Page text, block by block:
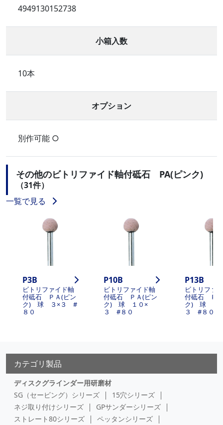
4949130152738
小箱入数
10本
オプション
別作可能 ○
その他のビトリファイド軸付砥石 PA(ピンク)
（31件）
一覧で見る
P3B
ビトリファイド軸
付砥石 ＰＡ(ピン
ク) 球 ３×３ #
８０
P10B
ビトリファイド軸
付砥石 ＰＡ(ピン
ク) 球 １０×
３ #８０
P13B
ビトリファ
付砥石 Ｐ
ク) 球 １
３ #８０
カテゴリ製品
ディスクグラインダー用研磨材
SG（セービング）シリーズ
15穴シリーズ
ネジ取り付けシリーズ
GPサンダーシリーズ
ストレート80シリーズ
ペッタンシリーズ